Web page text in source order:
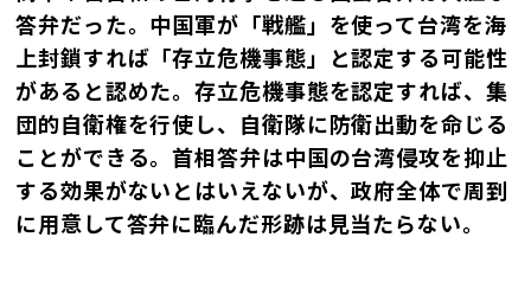
答弁だった。中国軍が「戦艦」を使って台湾を海
上封鎖すれば「存立危機事態」と認定する可能性
があると認めた。存立危機事態を認定すれば、集
団的自衛権を行使し、自衛隊に防衛出動を命じる
ことができる。首相答弁は中国の台湾侵攻を抑止
する効果がないとはいえないが、政府全体で周到
に用意して答弁に臨んだ形跡は見当たらない。